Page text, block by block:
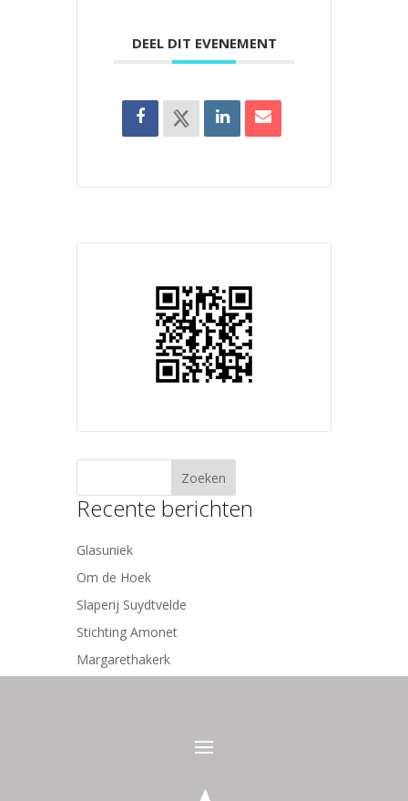
DEEL DIT EVENEMENT
Recente berichten
Glasuniek
Om de Hoek
Slaperij Suydtvelde
Stichting Amonet
Margarethakerk